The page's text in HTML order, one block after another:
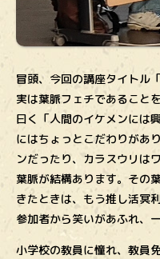
冒頭、今回の講座タイトル
実は葉脈フェチであること
曰く「人間のイケメンには
にはちょっとこだわりがあ
ンだったり、カラスウリは
葉脈が結構あります。その
きたときは、もう推し活冥
参加者から笑いがあふれ、
小学校の教員に憧れ、教員